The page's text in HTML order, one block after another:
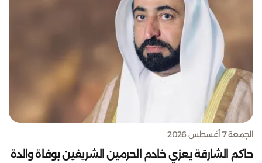
الجمعة 7 أغسطس 2026
حاكم الشارقة يعزي خادم الحرمين الشريفين بوفاة والدة